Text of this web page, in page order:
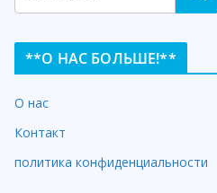
**О НАС БОЛЬШЕ!**
О нас
Контакт
политика конфиденциальности